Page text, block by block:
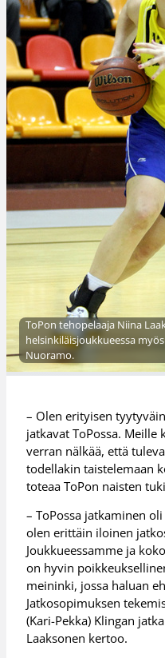
ToPon tehopelaaja Niina
helsinkiläisjoukkueessa
Nuoramo.
– Olen erityisen
jatkavat ToPossa. Meille
verran nälkää, että
todellakin taistelemaan
toteaa ToPon naisten
– ToPossa jatkaminen
olen erittäin iloinen
Joukkueessamme ja
on hyvin
meininki, jossa haluan
Jatkosopimuksen
(Kari-Pekka) Klingan
Laaksonen kertoo.